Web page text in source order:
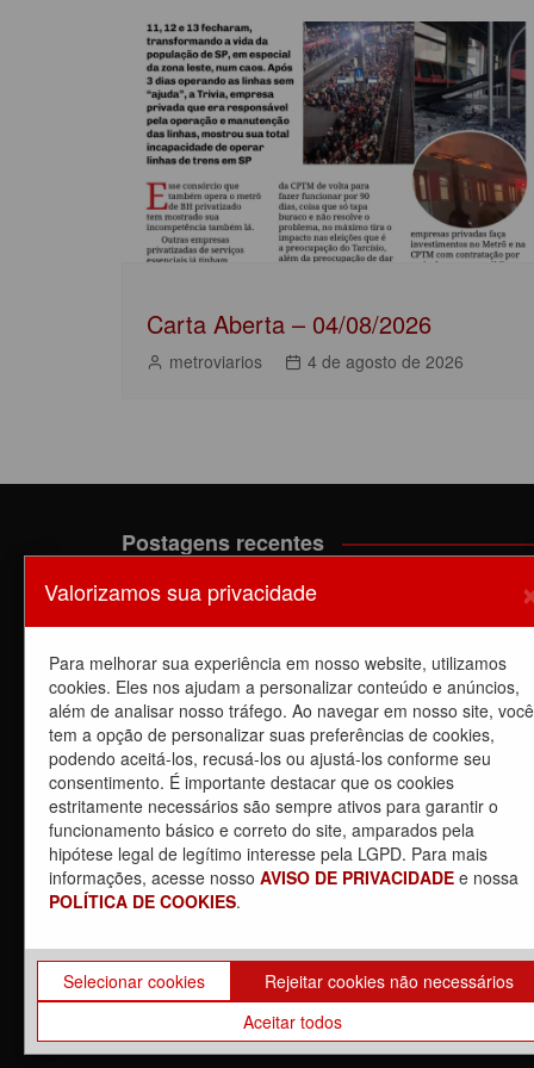
b
o
o
k
A
p
p
dI
n
Post
Carta Aberta – 04/08/2026
metroviarios 4 de agosto de 2026
Postagens recentes
A luta dos trabalhadores da Manutenção do EPB
Dia de luta! Ferroviários mostram que a luta é o
caminho e enfraquecem o privatista Tarcísio
5 de agosto de 2026
Dia de Luta: em apoio a GREVE dos trabalhadores
CPTM – Linhas
5 de agosto de 2026
Carta Aberta – 04/08/2026
4 de agosto de 2026
CPTM. PARTICIPE!
3 de agosto de 2026
Copyrights © 2021. Todos os direitos reservados. |
Valorizamos sua privacidade
Para melhorar sua experiência em nosso website, utilizamos
cookies. Eles nos ajudam a personalizar conteúdo e anúncios,
além de analisar nosso tráfego. Ao navegar em nosso site, você
tem a opção de personalizar suas preferências de cookies,
podendo aceitá-los, recusá-los ou ajustá-los conforme seu
consentimento. É importante destacar que os cookies
estritamente necessários são sempre ativos para garantir o
funcionamento básico e correto do site, amparados pela
hipótese legal de legítimo interesse pela LGPD. Para mais
informações, acesse nosso AVISO DE PRIVACIDADE e nossa
POLÍTICA DE COOKIES.
Selecionar cookies
Rejeitar cookies não necessários
Aceitar todos